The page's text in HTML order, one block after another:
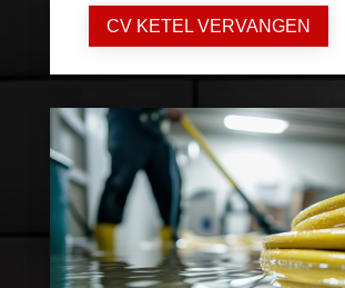
CV KETEL VERVANGEN